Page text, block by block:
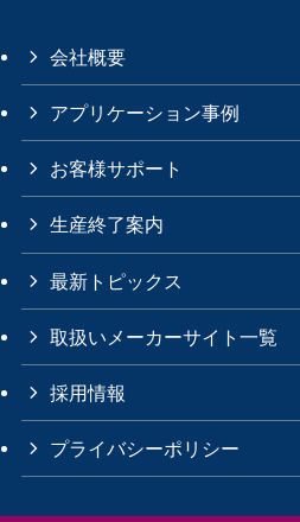
会社概要
アプリケーション事例
お客様サポート
生産終了案内
最新トピックス
取扱いメーカーサイト一覧
採用情報
プライバシーポリシー